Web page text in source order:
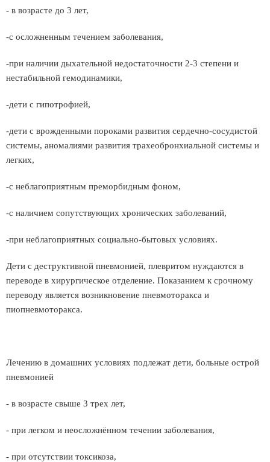
- в возрасте до 3 лет,
-с осложненным течением заболевания,
-при наличии дыхательной недостаточности 2-3 степени и
нестабильной гемодинамики,
-дети с гипотрофией,
-дети с врожденными пороками развития сердечно-сосудистой
системы, аномалиями развития трахеобронхиальной системы и
легких,
-с неблагоприятным преморбидным фоном,
-с наличием сопутствующих хронических заболеваний,
-при неблагоприятных социально-бытовых условиях.
Дети с деструктивной пневмонией, плевритом нуждаются в
переводе в хирургическое отделение. Показанием к срочному
переводу является возникновение пневмоторакса и
пиопневмоторакса.
Лечению в домашних условиях подлежат дети, больные острой
пневмонией
- в возрасте свыше 3 трех лет,
- при легком и неосложнённом течении заболевания,
- при отсутствии токсикоза,